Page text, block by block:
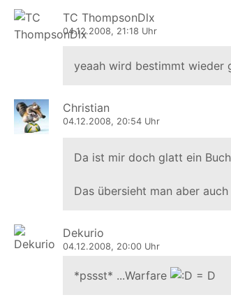
TC ThompsonDlx
04.12.2008, 21:18 Uhr
yeaah wird bestimmt wieder
Christian
04.12.2008, 20:54 Uhr
Da ist mir doch glatt ein
Das übersieht man aber
Dekurio
04.12.2008, 20:00 Uhr
*pssst* ...Warfare